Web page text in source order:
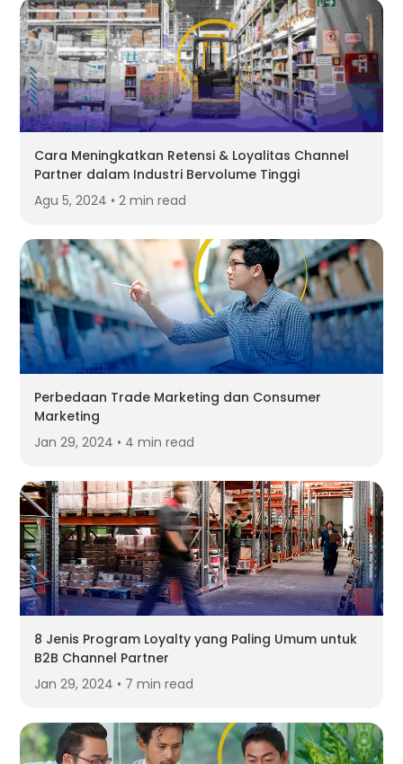
Cara Meningkatkan Retensi & Loyalitas Channel
Partner dalam Industri Bervolume Tinggi
Agu 5, 2024 • 2 min read
Perbedaan Trade Marketing dan Consumer
Marketing
Jan 29, 2024 • 4 min read
8 Jenis Program Loyalty yang Paling Umum untuk
B2B Channel Partner
Jan 29, 2024 • 7 min read